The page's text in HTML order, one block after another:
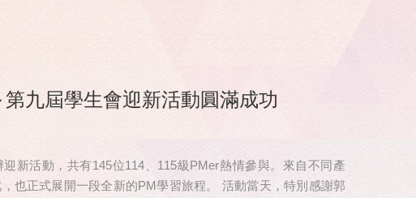
九屆學生會迎新活動圓滿成功
新活動，共有145位114、115級PMer熱情參與。來自不同產
也正式展開一段全新的PM學習旅程。 活動當天，特別感謝郭